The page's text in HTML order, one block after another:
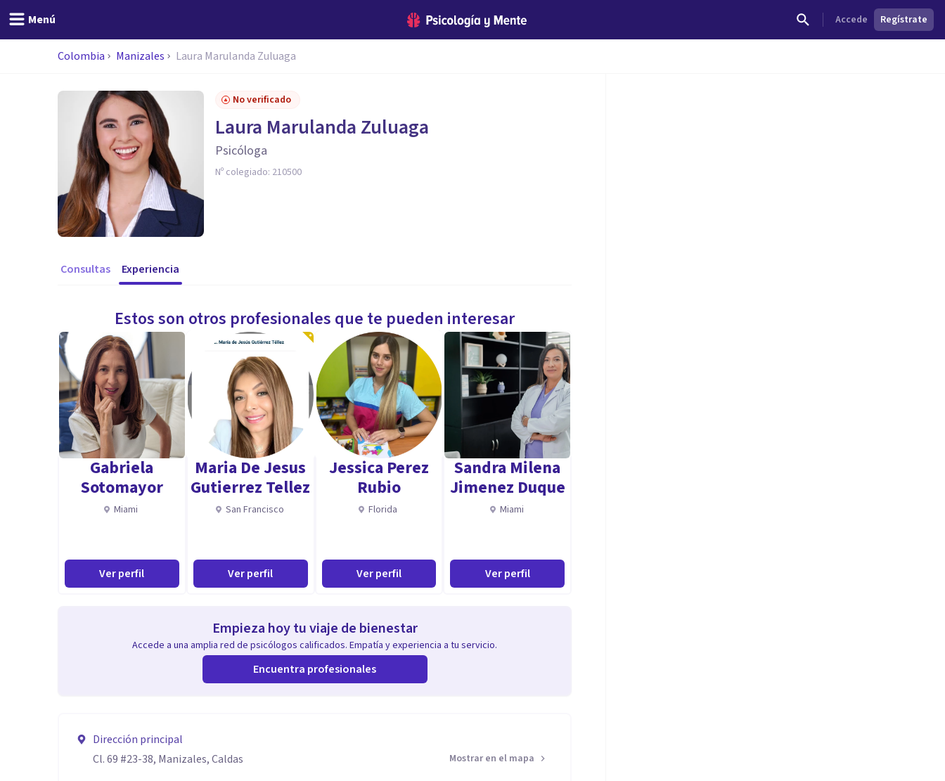
Menú Accede Regístrate
Colombia Manizales Laura Marulanda Zuluaga
No verificado
Laura Marulanda Zuluaga
Psicóloga
Nº colegiado: 210500
Consultas Experiencia
Estos son otros profesionales que te pueden interesar
Gabriela
Sotomayor
Miami
Ver perfil
Maria De Jesus
Gutierrez Tellez
San Francisco
Ver perfil
Jessica Perez
Rubio
Florida
Ver perfil
Sandra Milena
Jimenez Duque
Miami
Ver perfil
Empieza hoy tu viaje de bienestar
Accede a una amplia red de psicólogos calificados. Empatía y experiencia a tu servicio.
Encuentra profesionales
Dirección principal
Cl. 69 #23-38, Manizales, Caldas
Mostrar en el mapa